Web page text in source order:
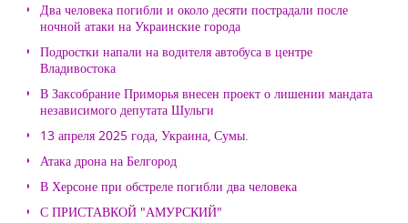
Два человека погибли и около десяти пострадали после
ночной атаки на Украинские города
Подростки напали на водителя автобуса в центре
Владивостока
В Заксобрание Приморья внесен проект о лишении мандата
независимого депутата Шульги
13 апреля 2025 года, Украина, Сумы.
Атака дрона на Белгород
В Херсоне при обстреле погибли два человека
С ПРИСТАВКОЙ "АМУРСКИЙ"